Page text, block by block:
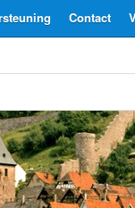
Contact